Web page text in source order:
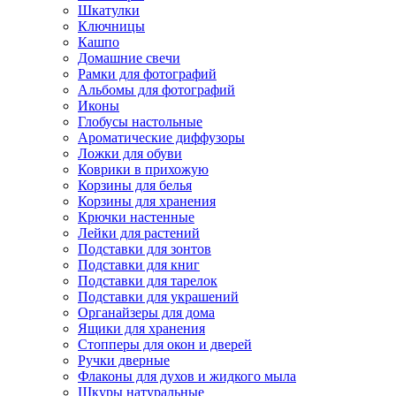
Шкатулки
Ключницы
Кашпо
Домашние свечи
Рамки для фотографий
Альбомы для фотографий
Иконы
Глобусы настольные
Ароматические диффузоры
Ложки для обуви
Коврики в прихожую
Корзины для белья
Корзины для хранения
Крючки настенные
Лейки для растений
Подставки для зонтов
Подставки для книг
Подставки для тарелок
Подставки для украшений
Органайзеры для дома
Ящики для хранения
Стопперы для окон и дверей
Ручки дверные
Флаконы для духов и жидкого мыла
Шкуры натуральные